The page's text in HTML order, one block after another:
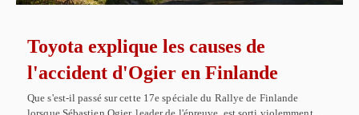
Toyota explique les causes de
l'accident d'Ogier en Finlande
Que s'est-il passé sur cette 17e spéciale du Rallye de Finlande